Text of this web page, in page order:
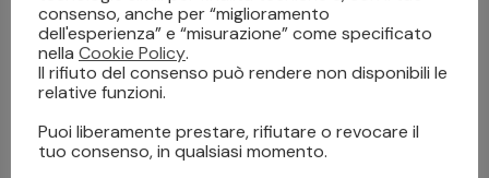
La Stampante Eco-Solvente
consenso, anche per “miglioramento
dell'esperienza” e “misurazione” come specificato
nella Cookie Policy.
Il rifiuto del consenso può rendere non disponibili le
relative funzioni.
Puoi liberamente prestare, rifiutare o revocare il
tuo consenso, in qualsiasi momento.